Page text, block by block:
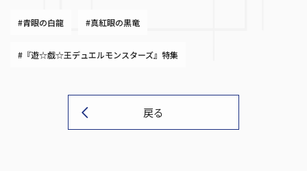
#青眼の白龍 #真紅眼の黒竜
#『遊☆戯☆王デュエルモンスターズ』特集
戻る